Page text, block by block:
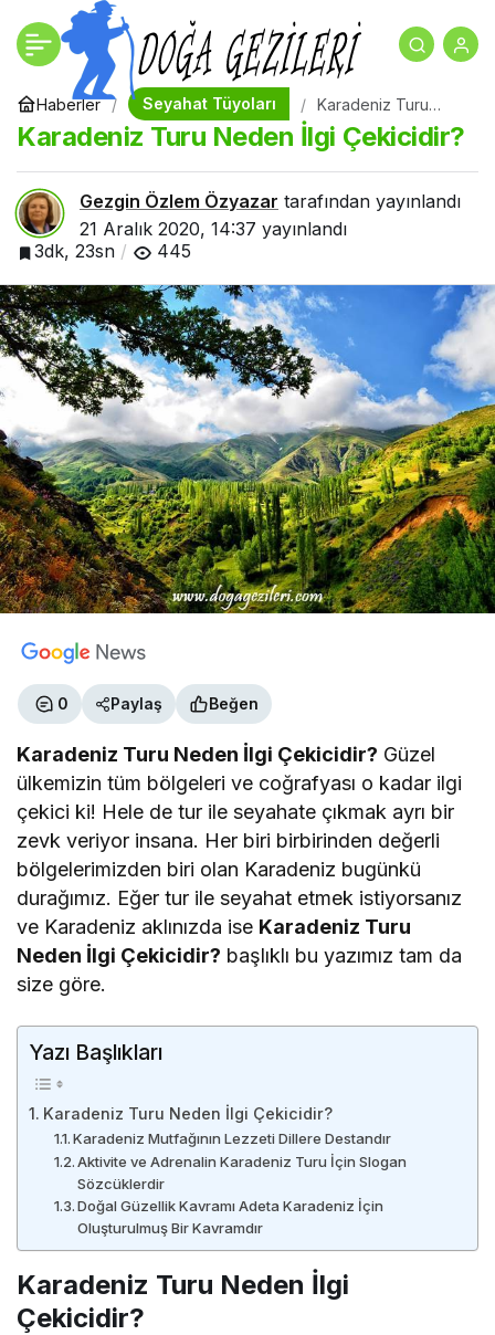
Haberler Seyahat Tüyoları
Karadeniz Turu
Neden İlgi
Çekicidir?
Karadeniz Turu Neden İlgi Çekicidir?
Gezgin Özlem Özyazar tarafından yayınlandı
21 Aralık 2020, 14:37 yayınlandı
3dk, 23sn
445
0 Paylaş Beğen
Karadeniz Turu Neden İlgi Çekicidir? Güzel
ülkemizin tüm bölgeleri ve coğrafyası o kadar ilgi
çekici ki! Hele de tur ile seyahate çıkmak ayrı bir
zevk veriyor insana. Her biri birbirinden değerli
bölgelerimizden biri olan Karadeniz bugünkü
durağımız. Eğer tur ile seyahat etmek istiyorsanız
ve Karadeniz aklınızda ise Karadeniz Turu
Neden İlgi Çekicidir? başlıklı bu yazımız tam da
size göre.
Yazı Başlıkları
Karadeniz Turu Neden İlgi Çekicidir?
Karadeniz Mutfağının Lezzeti Dillere Destandır
Aktivite ve Adrenalin Karadeniz Turu İçin Slogan
Sözcüklerdir
Doğal Güzellik Kavramı Adeta Karadeniz İçin
Oluşturulmuş Bir Kavramdır
Karadeniz Turu Neden İlgi
Çekicidir?
Karadeniz Turu Neden İlgi
Çekicidir?
+ 0